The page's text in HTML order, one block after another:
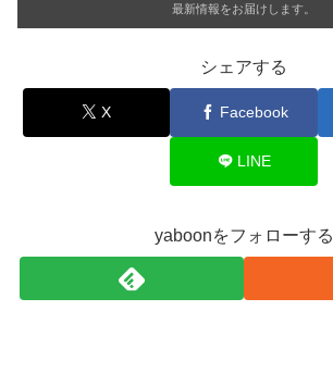
最新情報をお届けします。
シェアする
X Facebook
LINE
yaboonをフォローする